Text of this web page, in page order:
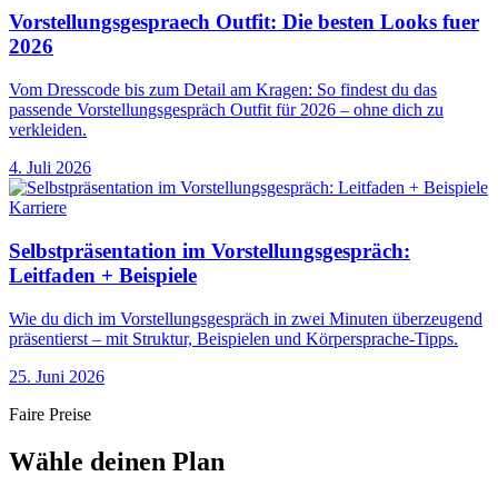
Vorstellungsgespraech Outfit: Die besten Looks fuer
2026
Vom Dresscode bis zum Detail am Kragen: So findest du das
passende Vorstellungsgespräch Outfit für 2026 – ohne dich zu
verkleiden.
4. Juli 2026
Karriere
Selbstpräsentation im Vorstellungsgespräch:
Leitfaden + Beispiele
Wie du dich im Vorstellungsgespräch in zwei Minuten überzeugend
präsentierst – mit Struktur, Beispielen und Körpersprache-Tipps.
25. Juni 2026
Faire Preise
Wähle deinen Plan